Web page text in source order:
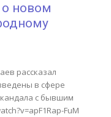
новом
рассказал
в сфере
с бывшим
FuM